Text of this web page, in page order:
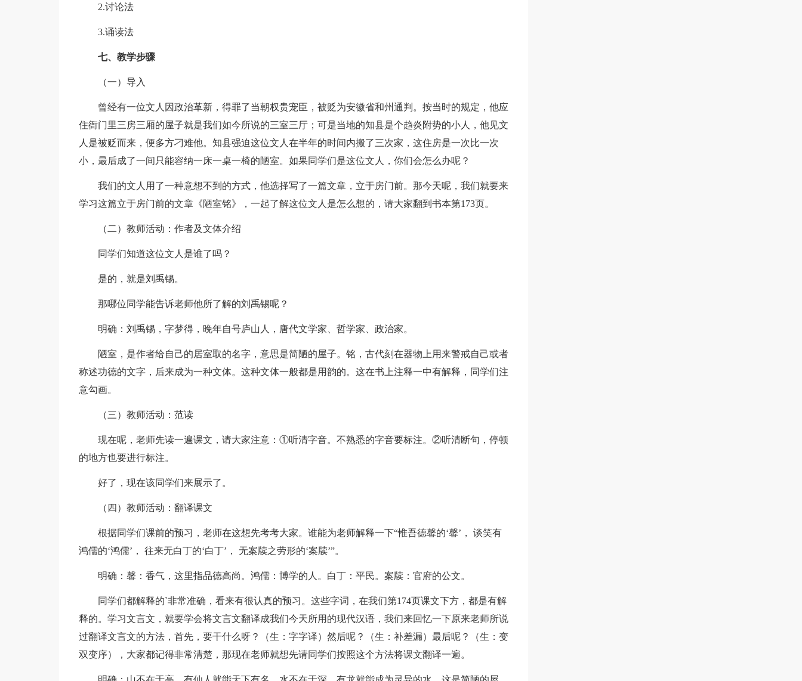
2.讨论法
3.诵读法
七、教学步骤
（一）导入
曾经有一位文人因政治革新，得罪了当朝权贵宠臣，被贬为安徽省和州通判。按当时的规定，他应
住衙门里三房三厢的屋子就是我们如今所说的三室三厅；可是当地的知县是个趋炎附势的小人，他见文
人是被贬而来，便多方刁难他。知县强迫这位文人在半年的时间内搬了三次家，这住房是一次比一次
小，最后成了一间只能容纳一床一桌一椅的陋室。如果同学们是这位文人，你们会怎么办呢？
我们的文人用了一种意想不到的方式，他选择写了一篇文章，立于房门前。那今天呢，我们就要来
学习这篇立于房门前的文章《陋室铭》，一起了解这位文人是怎么想的，请大家翻到书本第173页。
（二）教师活动：作者及文体介绍
同学们知道这位文人是谁了吗？
是的，就是刘禹锡。
那哪位同学能告诉老师他所了解的刘禹锡呢？
明确：刘禹锡，字梦得，晚年自号庐山人，唐代文学家、哲学家、政治家。
陋室，是作者给自己的居室取的名字，意思是简陋的屋子。铭，古代刻在器物上用来警戒自己或者
称述功德的文字，后来成为一种文体。这种文体一般都是用韵的。这在书上注释一中有解释，同学们注
意勾画。
（三）教师活动：范读
现在呢，老师先读一遍课文，请大家注意：①听清字音。不熟悉的字音要标注。②听清断句，停顿
的地方也要进行标注。
好了，现在该同学们来展示了。
（四）教师活动：翻译课文
根据同学们课前的预习，老师在这想先考考大家。谁能为老师解释一下“惟吾德馨的‘馨’， 谈笑有
鸿儒的‘鸿儒’， 往来无白丁的‘白丁’， 无案牍之劳形的‘案牍’”。
明确：馨：香气，这里指品德高尚。鸿儒：博学的人。白丁：平民。案牍：官府的公文。
同学们都解释的`非常准确，看来有很认真的预习。这些字词，在我们第174页课文下方，都是有解
释的。学习文言文，就要学会将文言文翻译成我们今天所用的现代汉语，我们来回忆一下原来老师所说
过翻译文言文的方法，首先，要干什么呀？（生：字字译）然后呢？（生：补差漏）最后呢？（生：变
双变序），大家都记得非常清楚，那现在老师就想先请同学们按照这个方法将课文翻译一遍。